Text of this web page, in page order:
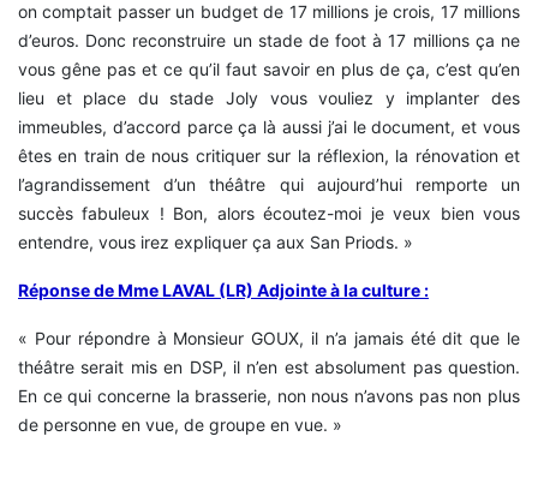
on comptait passer un budget de 17 millions je crois, 17 millions
d’euros. Donc reconstruire un stade de foot à 17 millions ça ne
vous gêne pas et ce qu’il faut savoir en plus de ça, c’est qu’en
lieu et place du stade Joly vous vouliez y implanter des
immeubles, d’accord parce ça là aussi j’ai le document, et vous
êtes en train de nous critiquer sur la réflexion, la rénovation et
l’agrandissement d’un théâtre qui aujourd’hui remporte un
succès fabuleux ! Bon, alors écoutez-moi je veux bien vous
entendre, vous irez expliquer ça aux San Priods. »
Réponse de Mme LAVAL (LR) Adjointe à la culture :
« Pour répondre à Monsieur GOUX, il n’a jamais été dit que le
théâtre serait mis en DSP, il n’en est absolument pas question.
En ce qui concerne la brasserie, non nous n’avons pas non plus
de personne en vue, de groupe en vue. »